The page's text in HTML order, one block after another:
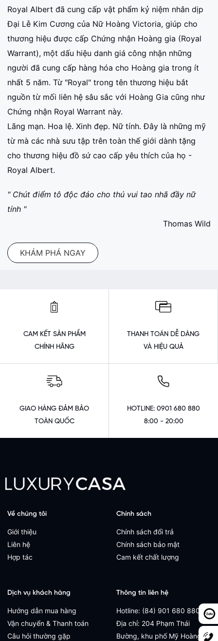
Royal Albert đã cung cấp vật phẩm kỷ niệm nhân dịp
Đại Lễ Kim Cương của Nữ Hoàng Victoria, giúp cho
thương hiệu được cấp Chứng nhận Hoàng gia (Royal
Warrant), một dấu hiệu danh giá công nhận những
người đã cung cấp hàng hóa cho Hoàng gia trong ít
nhất 5 năm. Từ "Royal" trong tên thương hiệu bắt
nguồn từ mối liên hệ sâu sắc với Hoàng Gia cũng như
Chứng nhận Royal Warrant này.
Lãng mạn. Hoa lệ. Xinh đẹp. Nữ tính. Đây là những mỹ
từ mà các nhà sưu tập trên toàn thế giới dành tặng
cho thương hiệu đồ sứ cao cấp yêu thích của họ -
Royal Albert.
" Chút điểm tô độc đáo cho thú vui tao nhã đầy nữ
tính "
Thomas Wild
KHÁM PHÁ NGAY
CAM KẾT SẢN PHẨM
CHÍNH HÃNG
THANH TOÁN DỄ DÀNG
VÀ HIỆU QUẢ
GIAO HÀNG ĐẢM BẢO
TOÀN QUỐC
HOTLINE: 0901 680 880
8:00 - 20:00
Về chúng tôi
Giới thiệu
Liên hệ
Hợp tác
Chính sách
Chính sách đổi trả
Chính sách bảo mật
Cam kết chất lượng
Dịch vụ khách hàng
Hướng dẫn mua hàng
Vận chuyển & Thanh toán
Câu hỏi thường gặp
Thông tin liên hệ
Hotline: (84) 901 680 880
Địa chỉ: 204 Phạm Thái
Bường, khu phố Mỹ Hoàng,